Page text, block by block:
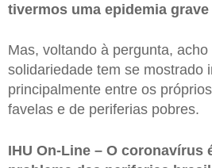
tivermos uma epidemia
Mas, voltando à pergunta,
solidariedade tem se mostrado
principalmente entre os
favelas e de periferias pobres.
IHU On-Line – O coronavírus